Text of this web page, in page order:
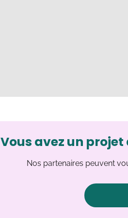
Vous avez un
Nos partenaires peuvent